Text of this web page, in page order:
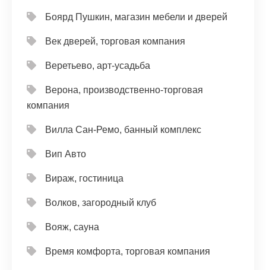
Боярд Пушкин, магазин мебели и дверей
Век дверей, торговая компания
Веретьево, арт-усадьба
Верона, производственно-торговая
компания
Вилла Сан-Ремо, банный комплекс
Вип Авто
Вираж, гостиница
Волков, загородный клуб
Вояж, сауна
Время комфорта, торговая компания